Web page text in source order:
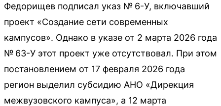
Федорищев подписал указ № 6-У, включавший
проект «Создание сети современных
кампусов». Однако в указе от 2 марта 2026 года
№ 63-У этот проект уже отсутствовал. При этом
постановлением от 17 февраля 2026 года
регион выделил субсидию АНО «Дирекция
межвузовского кампуса», а 12 марта